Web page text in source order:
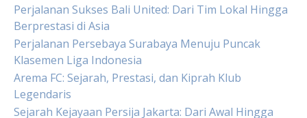
Perjalanan Sukses Bali United: Dari Tim Lokal Hingga
Berprestasi di Asia
Perjalanan Persebaya Surabaya Menuju Puncak
Klasemen Liga Indonesia
Arema FC: Sejarah, Prestasi, dan Kiprah Klub
Legendaris
Sejarah Kejayaan Persija Jakarta: Dari Awal Hingga